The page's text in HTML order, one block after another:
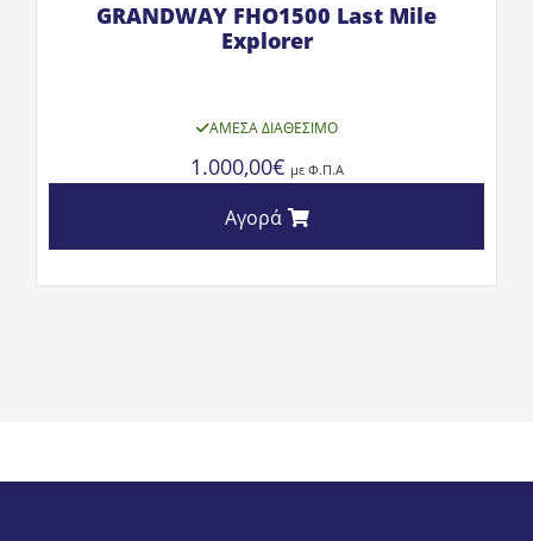
GRANDWAY FHO1500 Last Mile
Explorer
ΆΜΕΣΑ ΔΙΑΘΈΣΙΜΟ
1.000,00€ με Φ.Π.Α
Αγορά